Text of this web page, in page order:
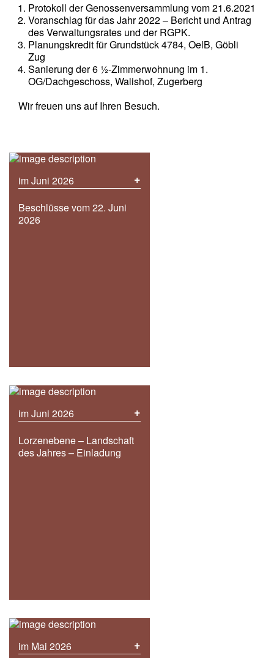
Protokoll der Genossenversammlung vom 21.6.2021
Voranschlag für das Jahr 2022 – Bericht und Antrag
des Verwaltungsrates und der RGPK.
Planungskredit für Grundstück 4784, OelB, Göbli
Zug
Sanierung der 6 ½-Zimmerwohnung im 1.
OG/Dachgeschoss, Walishof, Zugerberg
Wir freuen uns auf Ihren Besuch.
im Juni 2026 +
Beschlüsse vom 22. Juni
2026
im Juni 2026 +
Lorzenebene – Landschaft
des Jahres – Einladung
im Mai 2026 +